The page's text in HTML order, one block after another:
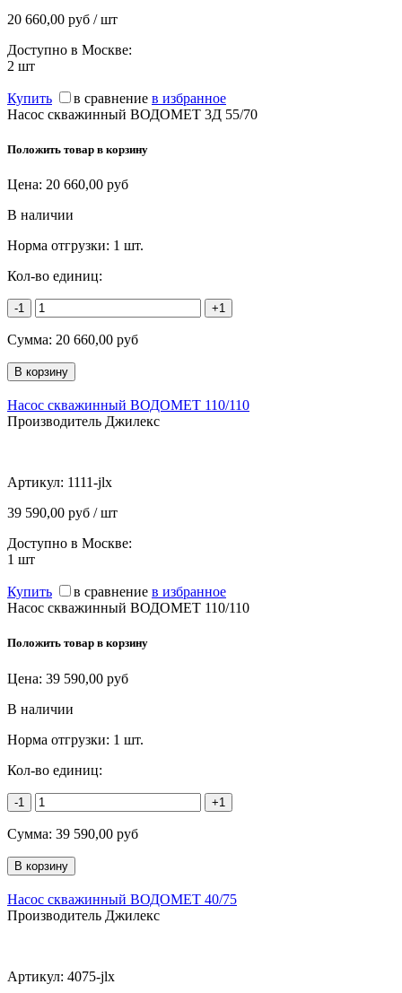
20 660,00 руб / шт
Доступно в Москве:
2 шт
Купить в сравнение в избранное
Насос скважинный ВОДОМЕТ 3Д 55/70
Положить товар в корзину
Цена: 20 660,00 руб
В наличии
Норма отгрузки: 1 шт.
Кол-во единиц:
-1 +1
Сумма: 20 660,00 руб
Насос скважинный ВОДОМЕТ 110/110
Производитель Джилекс
Артикул: 1111-jlx
39 590,00 руб / шт
Доступно в Москве:
1 шт
Купить в сравнение в избранное
Насос скважинный ВОДОМЕТ 110/110
Положить товар в корзину
Цена: 39 590,00 руб
В наличии
Норма отгрузки: 1 шт.
Кол-во единиц:
-1 +1
Сумма: 39 590,00 руб
Насос скважинный ВОДОМЕТ 40/75
Производитель Джилекс
Артикул: 4075-jlx